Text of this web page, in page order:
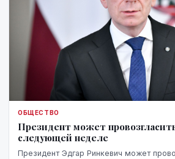
ОБЩЕСТВО
Президент может
следующей неделе
Президент Эдгар Ринкевич может